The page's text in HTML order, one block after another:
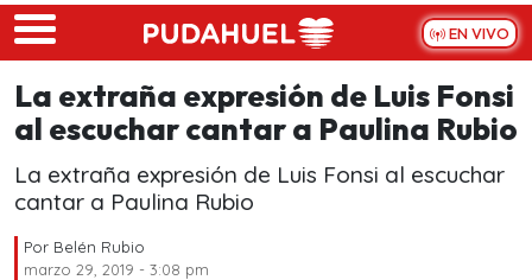
Skip to main content
EN VIVO
La extraña expresión de Luis Fonsi
al escuchar cantar a Paulina Rubio
La extraña expresión de Luis Fonsi al escuchar
cantar a Paulina Rubio
Por Belén Rubio
marzo 29, 2019 - 3:08 pm